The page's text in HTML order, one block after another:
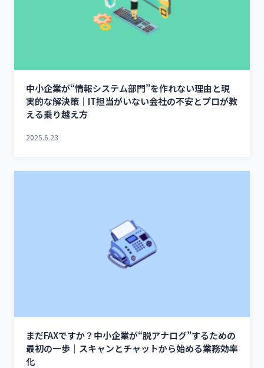
中小企業が“情報システム部門”を作れない理由と現
実的な解決策｜IT担当がいない会社の不安とプロが教
える乗り越え方
2025.6.23
まだFAXですか？中小企業が“脱アナログ”するための
最初の一歩｜スキャンとチャットから始める業務効率
化